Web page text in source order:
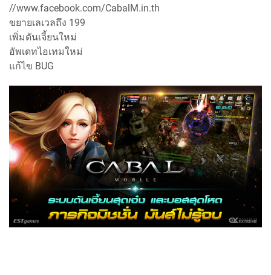
//www.facebook.com/CabalM.in.th
ขยายเลเวลถึง 199
เพิ่มดันเจี้ยนใหม่
อัพเดทไอเทมใหม่
แก้ไข BUG